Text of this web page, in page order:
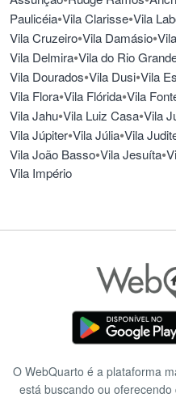
membros da família imperial
Paulicéia•Vila Clarisse•Vila
Vila Cruzeiro•Vila Damásio•
Vila Delmira•Vila do Rio
Vila Dourados•Vila Dusi•Vila
Vila Flora•Vila Flórida•Vila
Vila Jahu•Vila Luiz Casa•Vila
Vila Júpiter•Vila Júlia•Vila
Vila João Basso•Vila Jesuíta•
Vila Império
O WebQuarto é a plataforma
está buscando ou